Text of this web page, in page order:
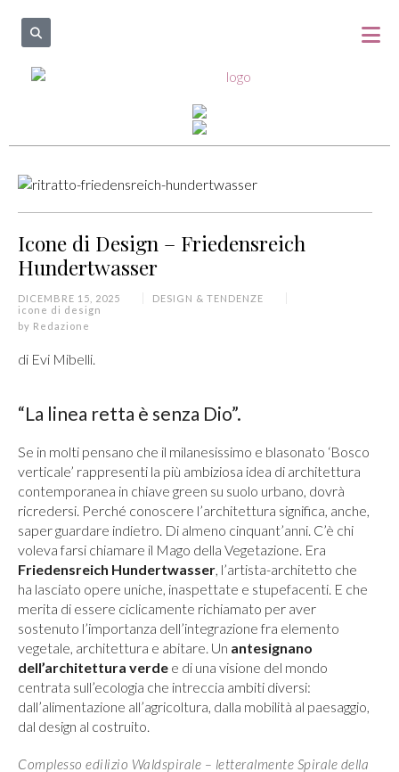
Icone di Design – Friedensreich
Hundertwasser
DICEMBRE 15, 2025
DESIGN & TENDENZE
icone di design
by Redazione
di Evi Mibelli.
“La linea retta è senza Dio”.
Se in molti pensano che il milanesissimo e blasonato ‘Bosco
verticale’ rappresenti la più ambiziosa idea di architettura
contemporanea in chiave green su suolo urbano, dovrà
ricredersi. Perché conoscere l’architettura significa, anche,
saper guardare indietro. Di almeno cinquant’anni. C’è chi
voleva farsi chiamare il Mago della Vegetazione. Era
Friedensreich Hundertwasser, l’artista-architetto che
ha lasciato opere uniche, inaspettate e stupefacenti. E che
merita di essere ciclicamente richiamato per aver
sostenuto l’importanza dell’integrazione fra elemento
vegetale, architettura e abitare. Un antesignano
dell’architettura verde e di una visione del mondo
centrata sull’ecologia che intreccia ambiti diversi:
dall’alimentazione all’agricoltura, dalla mobilità al paesaggio,
dal design al costruito.
Complesso edilizio Waldspirale – letteralmente Spirale della